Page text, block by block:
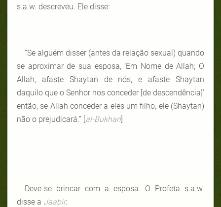
s.a.w. descreveu. Ele disse:
“Se alguém disser (antes da relação sexual) quando
se aproximar de sua esposa, ‘Em Nome de Allah; O
Allah, afaste Shaytan de nós, e afaste Shaytan
daquilo que o Senhor nos conceder [de descendência]’
então, se Allah conceder a eles um filho, ele (Shaytan)
não o prejudicará.” [al-Bukhari]
Deve-se brincar com a esposa. O Profeta s.a.w.
disse a Jaabir: